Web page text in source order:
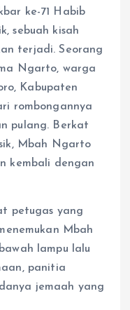
ke-71 Habib
sebuah kisah
terjadi. Seorang
Ngarto, warga
Kabupaten
rombongannya
pulang. Berkat
Mbah Ngarto
kembali dengan
petugas yang
Mbah
lampu lalu
panitia
jemaah yang